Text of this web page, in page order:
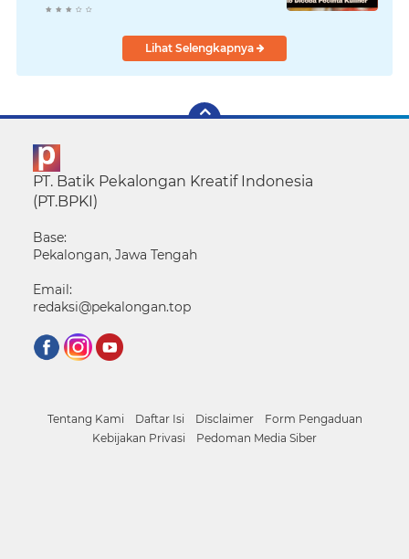
Lihat Selengkapnya
PT. Batik Pekalongan Kreatif Indonesia
(PT.BPKI)
Base:
Pekalongan, Jawa Tengah
Email:
redaksi@pekalongan.top
Tentang Kami Daftar Isi Disclaimer
Form Pengaduan
Kebijakan Privasi
Pedoman Media Siber